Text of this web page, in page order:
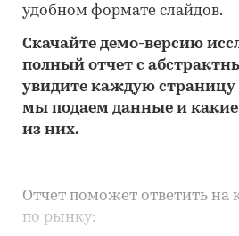
удобном формате слайдов.
Скачайте демо-версию
полный отчет с
увидите каждую страницу
мы подаем данные и
из них.
Отчет поможет ответить на
по рынку: